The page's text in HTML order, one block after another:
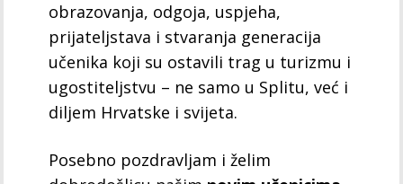
obrazovanja, odgoja, uspjeha,
prijateljstava i stvaranja generacija
učenika koji su ostavili trag u turizmu i
ugostiteljstvu – ne samo u Splitu, već i
diljem Hrvatske i svijeta.
Posebno pozdravljam i želim